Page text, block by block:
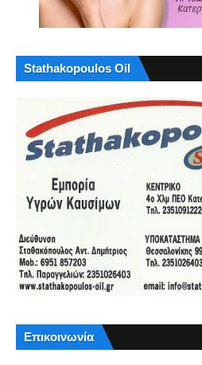
Stathakopoulos Oil
Επικοινωνία